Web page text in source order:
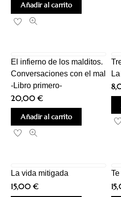
Añadir al carrito
El infierno de los malditos.
Conversaciones con el mal
-Libro primero-
20,00€
Añadir al carrito
La vida mitigada
15,00€